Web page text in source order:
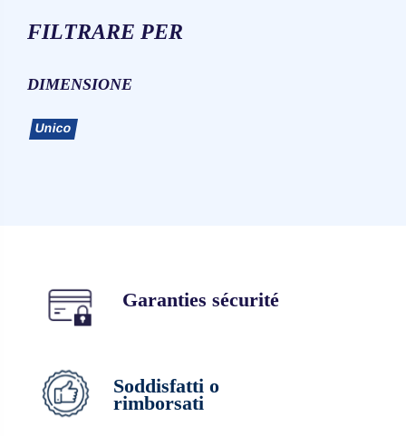
FILTRARE PER
DIMENSIONE
Unico
Garanties sécurité
Soddisfatti o
rimborsati